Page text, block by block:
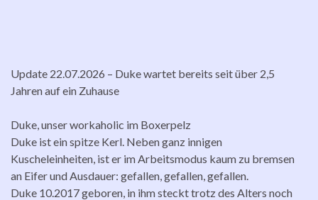
Update 22.07.2026 – Duke wartet bereits seit über 2,5
Jahren auf ein Zuhause
Duke, unser workaholic im Boxerpelz
Duke ist ein spitze Kerl. Neben ganz innigen
Kuscheleinheiten, ist er im Arbeitsmodus kaum zu bremsen
an Eifer und Ausdauer: gefallen, gefallen, gefallen.
Duke 10.2017 geboren, in ihm steckt trotz des Alters noch